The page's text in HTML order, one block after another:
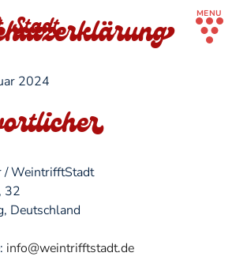
Stadt MENU
2024
/ WeintrifftStadt
32
Deutschland
info@weintrifftstadt.de